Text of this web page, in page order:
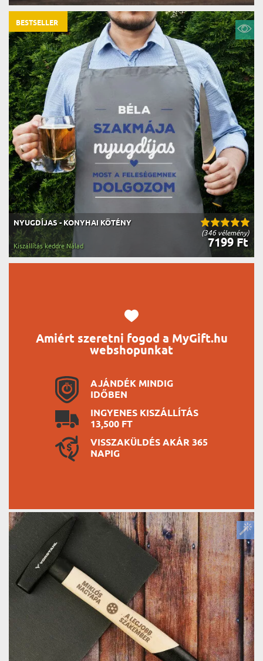
(346 vélemény)
NYUGDÍJAS - KONYHAI KÖTÉNY
7199 Ft
Kiszállítás keddre Nálad
BESTSELLER
Amiért szeretni fogod a MyGift.hu
webshopunkat
AJÁNDÉK MINDIG
IDŐBEN
INGYENES KISZÁLLÍTÁS
13,500 FT
VISSZAKÜLDÉS AKÁR 365
NAPIG